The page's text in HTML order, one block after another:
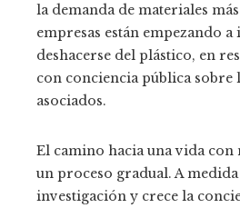
la demanda de materiales
empresas están empezando
deshacerse del plástico, en
con conciencia pública sobre
asociados.
El camino hacia una vida con
un proceso gradual. A
investigación y crece la